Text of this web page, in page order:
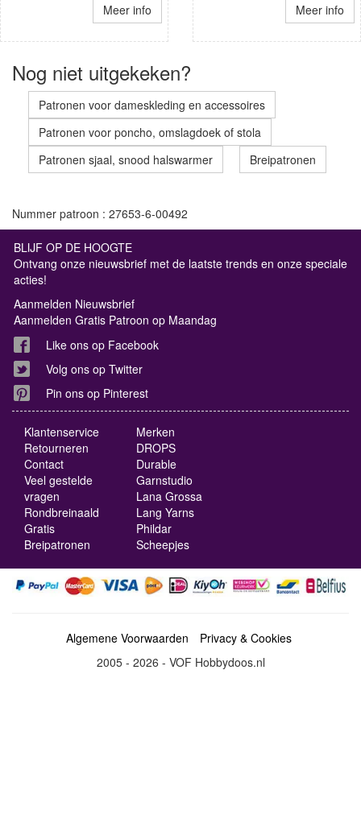
Meer info Meer info
Nog niet uitgekeken?
Patronen voor dameskleding en accessoires
Patronen voor poncho, omslagdoek of stola
Patronen sjaal, snood halswarmer
Breipatronen
Nummer patroon : 27653-6-00492
BLIJF OP DE HOOGTE
Ontvang onze nieuwsbrief met de laatste trends en onze speciale
acties!
Aanmelden Nieuwsbrief
Aanmelden Gratis Patroon op Maandag
Like ons op Facebook
Volg ons op Twitter
Pin ons op Pinterest
Klantenservice
Retourneren
Contact
Veel gestelde
vragen
Rondbreinaald
Gratis
Breipatronen
Merken
DROPS
Durable
Garnstudio
Lana Grossa
Lang Yarns
Phildar
Scheepjes
Algemene Voorwaarden
Privacy & Cookies
2005 - 2026 - VOF Hobbydoos.nl